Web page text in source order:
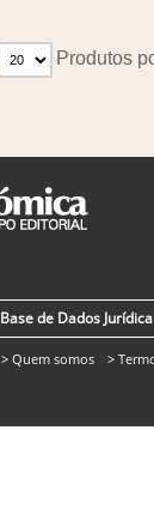
Produtos
Base de Dados Jurídica
> Quem somos >